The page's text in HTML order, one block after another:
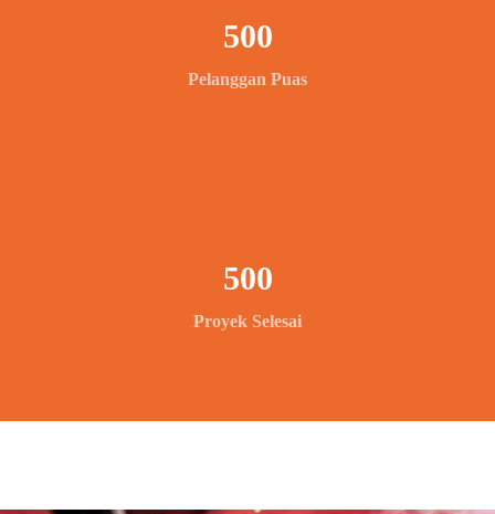
Pelanggan Puas
500
Proyek Selesai
500